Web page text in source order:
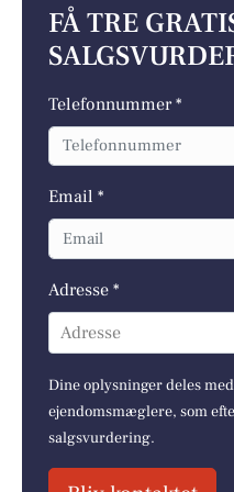
FÅ TRE
Telefonnummer *
Email *
Adresse *
Adresse
Dine oplysninger deles
ejendomsmæglere, som
salgsvurdering.